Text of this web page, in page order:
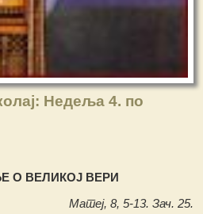
Недеља 4. по
О ВЕЛИКОЈ ВЕРИ
Матеј, 8, 5-13. Зач. 25.